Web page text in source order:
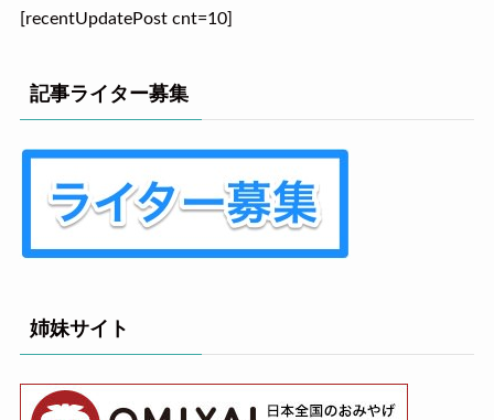
[recentUpdatePost cnt=10]
記事ライター募集
姉妹サイト